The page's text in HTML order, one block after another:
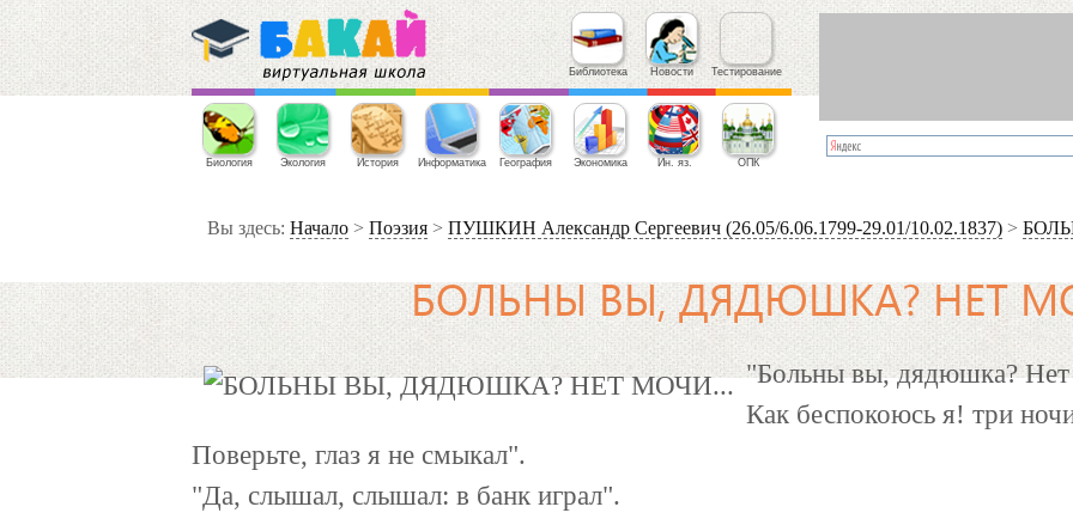
Библиотека Новости Тестирование
Биология Экология История Информатика География Экономика Ин. яз. ОПК
Вы здесь: Начало >Поэзия >ПУШКИН Александр Сергеевич (26.05/6.06.1799-29.01/10.02.1837) >
БОЛЬНЫ ВЫ, ДЯДЮШКА? НЕТ
"Больны вы, дядюшка?
Как беспокоюсь я! три
Поверьте, глаз я не смыкал".
"Да, слышал, слышал: в банк играл".